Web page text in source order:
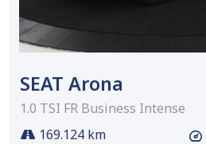
SEAT Arona
1.0 TSI FR Business Intense
169.124 km